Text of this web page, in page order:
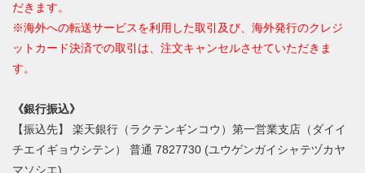
だきます。
※海外への転送サービスを利用した取引及び、海外発行のクレジ
ットカード決済での取引は、注文キャンセルさせていただきま
す。
《銀行振込》
【振込先】 楽天銀行（ラクテンギンコウ）第一営業支店（ダイイ
チエイギョウシテン） 普通 7827730 (ユウゲンガイシャテヅカヤ
マソシエ)